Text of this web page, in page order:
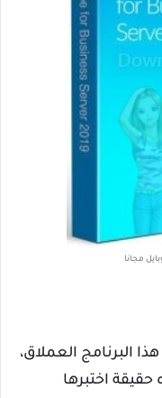
البرنامج العملاق،
اختبرها